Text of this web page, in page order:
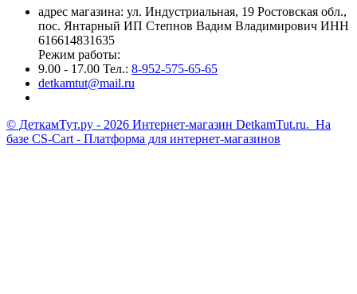
адрес магазина: ул. Индустриальная, 19 Ростовская обл.,
пос. Янтарный ИП Степнов Вадим Владимирович ИНН
616614831635
Режим работы:
9.00 - 17.00 Тел.: 8-952-575-65-65
detkamtut@mail.ru
© ДеткамТут.ру - 2026 Интернет-магазин DetkamTut.ru. На
базе CS-Cart - Платформа для интернет-магазинов